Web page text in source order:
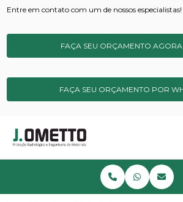
Entre em contato com um de nossos especialistas!
FAÇA SEU ORÇAMENTO
FAÇA SEU ORÇAMENTO POR